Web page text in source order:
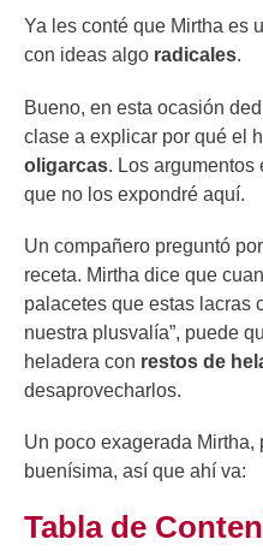
Ya les conté que Mirtha es
con ideas algo radicales.
Bueno, en esta ocasión
clase a explicar por qué el
oligarcas. Los argumentos
que no los expondré aquí.
Un compañero preguntó
receta. Mirtha dice que
palacetes que estas lacras
nuestra plusvalía”, puede
heladera con restos de
desaprovecharlos.
Un poco exagerada Mirtha,
buenísima, así que ahí va:
Tabla de